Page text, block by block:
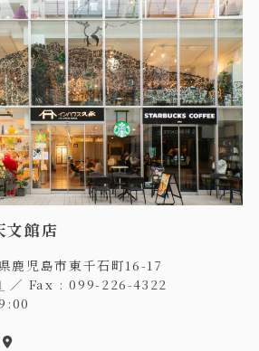
文館店
鹿児島市東千石町16-17
／ Fax : 099-226-4322